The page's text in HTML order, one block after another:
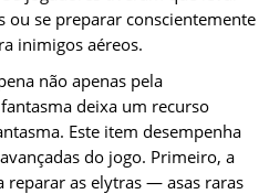
ou se preparar conscientemente
inimigos aéreos.
não apenas pela
deixa um recurso
Este item desempenha
do jogo. Primeiro, a
reparar as elytras — asas raras